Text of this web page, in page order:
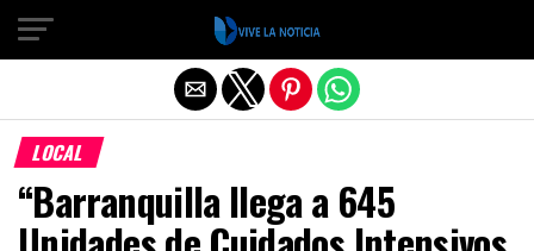
LOCAL
“Barranquilla llega a 645
Salir de la versión móvil